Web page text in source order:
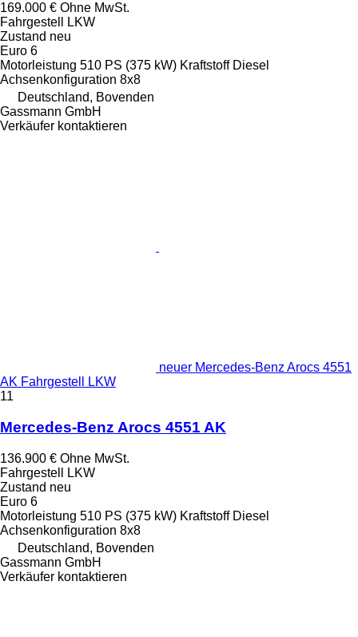
169.000 € Ohne MwSt.
Fahrgestell LKW
Zustand neu
Euro 6
Motorleistung 510 PS (375 kW) Kraftstoff Diesel
Achsenkonfiguration 8x8
Deutschland, Bovenden
Gassmann GmbH
Verkäufer kontaktieren
neuer Mercedes-Benz Arocs 4551
AK Fahrgestell LKW
11
Mercedes-Benz Arocs 4551 AK
136.900 € Ohne MwSt.
Fahrgestell LKW
Zustand neu
Euro 6
Motorleistung 510 PS (375 kW) Kraftstoff Diesel
Achsenkonfiguration 8x8
Deutschland, Bovenden
Gassmann GmbH
Verkäufer kontaktieren